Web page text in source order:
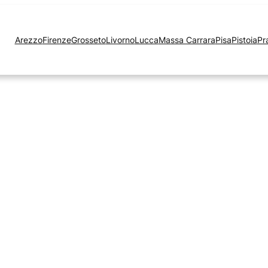
ArezzoFirenzeGrossetoLivornoLuccaMassa CarraraPisaPistoia